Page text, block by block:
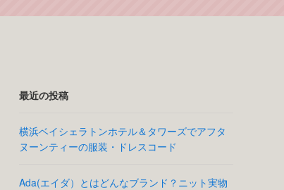
最近の投稿
横浜ベイシェラトンホテル＆タワーズでアフタ
ヌーンティーの服装・ドレスコード
Ada(エイダ）とはどんなブランド？ニット実物